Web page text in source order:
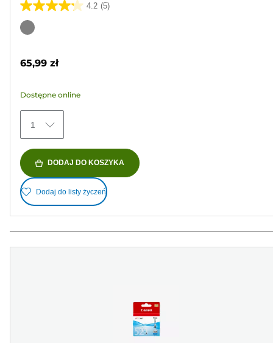
4.2 (5)
4.2
na
5
Wkład
65,99 zł
Dostępne online
1
DODAJ DO KOSZYKA
Dodaj do listy życzeń